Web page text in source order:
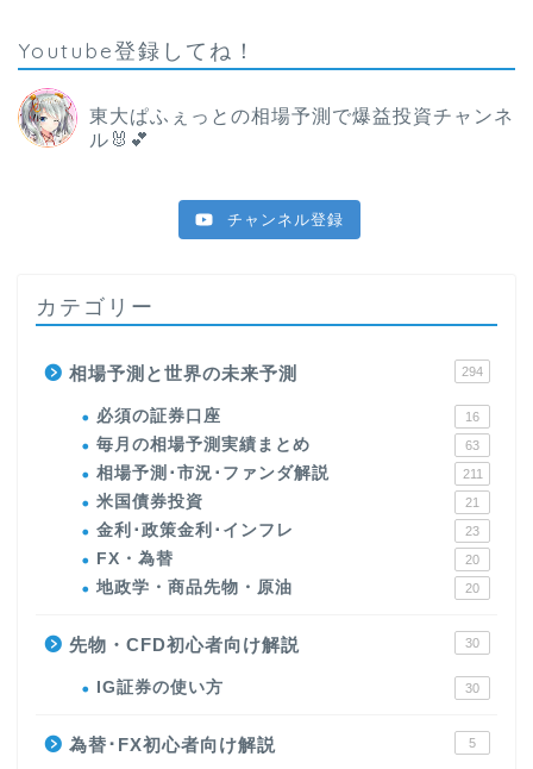
Youtube登録してね！
東大ぱふぇっとの相場予測で爆益投資チャンネ
ル🐰💕
チャンネル登録
カテゴリー
相場予測と世界の未来予測 294
必須の証券口座 16
毎月の相場予測実績まとめ 63
相場予測･市況･ファンダ解説 211
米国債券投資 21
金利･政策金利･インフレ 23
FX・為替 20
地政学・商品先物・原油 20
先物・CFD初心者向け解説 30
IG証券の使い方 30
為替･FX初心者向け解説 5